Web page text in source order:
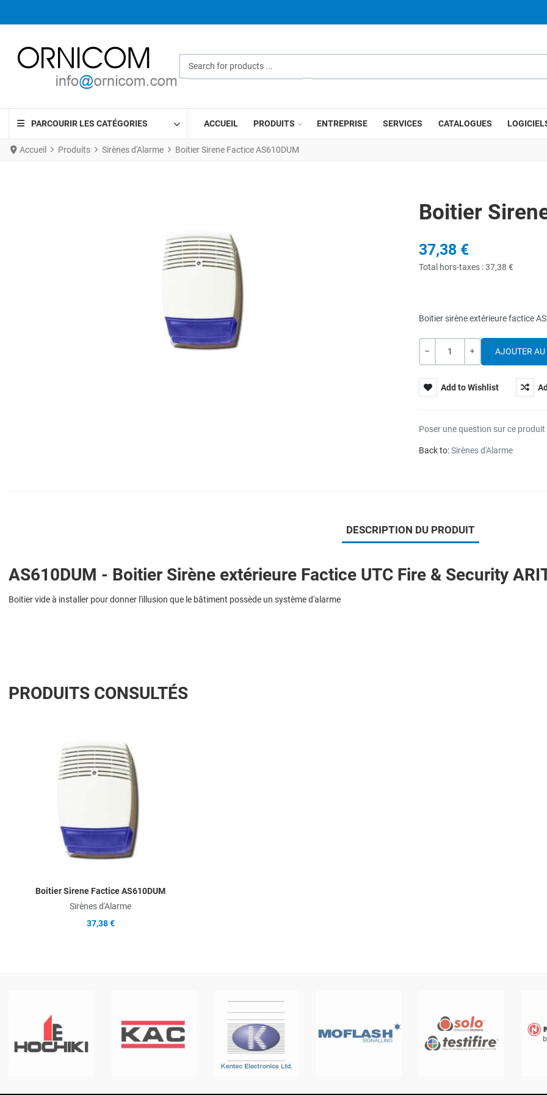
PARCOURIR LES CATÉGORIES ACCUEIL PRODUITS ENTREPRISE SERVICES CATALOGUES
Accueil Produits Sirènes d'Alarme Boitier Sirene Factice AS610DUM
Boitier
37,38 €
Total hors-taxes :37,38 €
Boitier sirène extérieure factice
Quantité
Add to Wishlist
Poser une question sur ce produit
Back to:Sirènes d'Alarme
DESCRIPTION DU PRODUIT
AS610DUM - Boitier Sirène extérieure Factice UTC Fire & Security
Boitier vide à installer pour donner l'illusion que le bâtiment possède un système d'alarme
PRODUITS CONSULTÉS
Boitier Sirene Factice AS610DUM
Sirènes d'Alarme
37,38 €